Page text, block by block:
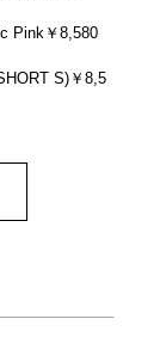
Pink￥8,580
S)￥8,5